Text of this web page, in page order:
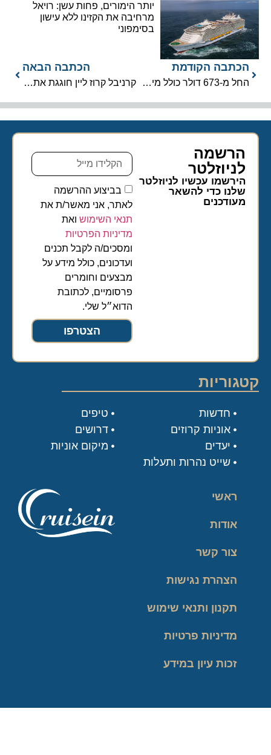
יותר הימורים, פחות עשן: רויאל
מרחיבה את הקזינו ללא עישון
בסימפוני
הכתבה הקודמת
החל מ-673 דולר כולל מיסים: מבצע הקיץ הענק של MSC Cruises נחשף
הכתבה הבאה
קרניבל קרוז ליין חוגגת את הרחבת רצועת החוף של RelaxAway ב-Half Moon Cay
הרשמה
לניוזלטר​
הירשמו עכשיו לניוזלטר
שלנו כדי להשאר
מעודכנים
בביצוע ההרשמה
לאתר, אני מאשר/ת את
תנאי השימושואת
מדיניות הפרטיות
ומסכים/ה לקבל תכנים
ועדכונים, כולל מידע על
מבצעים וחומרים
פרסומיים, לכתובת
הדוא״ל שלי.
הצטרפו
ראשי
אודות
צור קשר
הצהרת נגישות
תקנון ותנאי שימוש
מדיניות פרטיות
זכות עיון במידע
קטגוריות
טיפים
דרושים
מיקום אוניות
חדשות
אוניות קרוזים
יעדים
שייט נהרות ותעלות